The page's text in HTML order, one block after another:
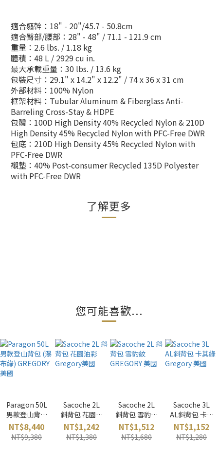
適合軀幹：18" - 20"/45.7 - 50.8cm
適合臀部/腰部：28" - 48" / 71.1 - 121.9 cm
重量：2.6 lbs. / 1.18 kg
體積：48 L / 2929 cu in.
最大承載重量：30 lbs. / 13.6 kg
包裝尺寸：29.1" x 14.2" x 12.2" / 74 x 36 x 31 cm
外部材料：100% Nylon
框架材料：Tubular Aluminum & Fiberglass Anti-
Barreling Cross-Stay & HDPE
包體：100D High Density 40% Recycled Nylon & 210D
High Density 45% Recycled Nylon with PFC-Free DWR
包底：210D High Density 45% Recycled Nylon with
PFC-Free DWR
襯墊：40% Post-consumer Recycled 135D Polyester
with PFC-Free DWR
了解更多
您可能喜歡...
Paragon 50L
男款登山背包
(瀑布綠)
GREGORY 美
國
NT$8,440
NT$9,380
Sacoche 2L
斜背包 花園油
彩 Gregory美
國
NT$1,242
NT$1,380
Sacoche 2L
斜背包 雪豹紋
GREGORY 美
國
NT$1,512
NT$1,680
Sacoche 3L
AL斜背包 卡其
綠 Gregory 美
國
NT$1,152
NT$1,280